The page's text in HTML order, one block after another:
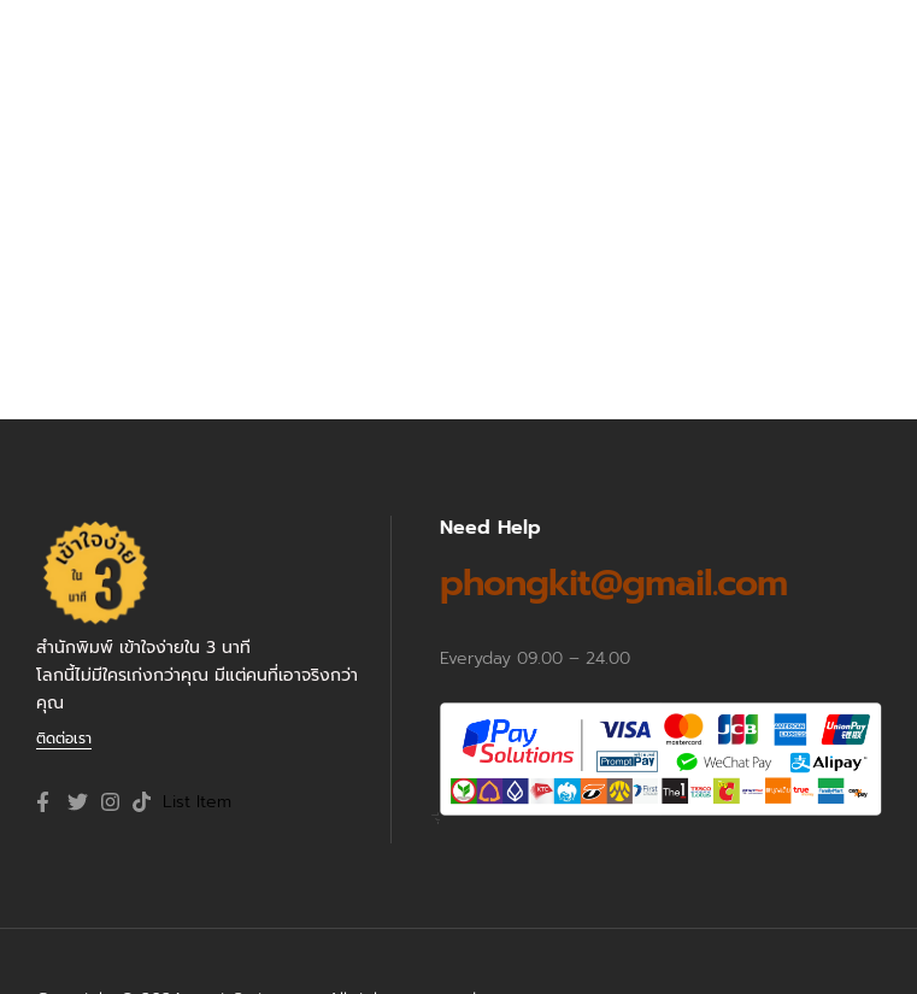
สำนักพิมพ์ เข้าใจง่ายใน 3 นาที
โลกนี้ไม่มีใครเก่งกว่าคุณ มีแต่คนที่เอาจริงกว่า
คุณ
ติดต่อเรา
List Item
Need Help
phongkit@gmail.com
Everyday 09.00 – 24.00